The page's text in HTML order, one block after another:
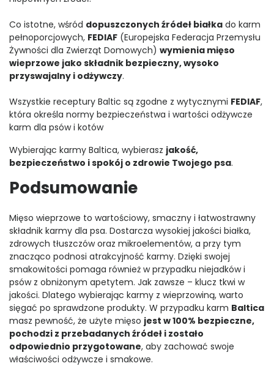
Co istotne, wśród dopuszczonych źródeł białka do karm
pełnoporcjowych, FEDIAF (Europejska Federacja Przemysłu
Żywności dla Zwierząt Domowych) wymienia mięso
wieprzowe jako składnik bezpieczny, wysoko
przyswajalny i odżywczy.
Wszystkie receptury Baltic są zgodne z wytycznymi FEDIAF,
która określa normy bezpieczeństwa i wartości odżywcze
karm dla psów i kotów
Wybierając karmy Baltica, wybierasz jakość,
bezpieczeństwo i spokój o zdrowie Twojego psa.
Podsumowanie
Mięso wieprzowe to wartościowy, smaczny i łatwostrawny
składnik karmy dla psa. Dostarcza wysokiej jakości białka,
zdrowych tłuszczów oraz mikroelementów, a przy tym
znacząco podnosi atrakcyjność karmy. Dzięki swojej
smakowitości pomaga również w przypadku niejadków i
psów z obniżonym apetytem. Jak zawsze – klucz tkwi w
jakości. Dlatego wybierając karmy z wieprzowiną, warto
sięgać po sprawdzone produkty. W przypadku karm Baltica
masz pewność, że użyte mięso jest w 100% bezpieczne,
pochodzi z przebadanych źródeł i zostało
odpowiednio przygotowane, aby zachować swoje
właściwości odżywcze i smakowe.